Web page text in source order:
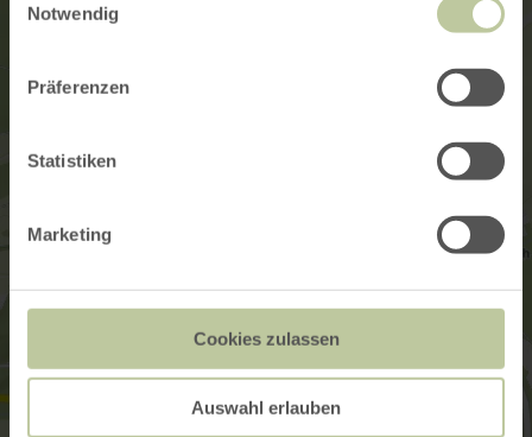
Notwendig
Präferenzen
Statistiken
Marketing
Cookies zulassen
Auswahl erlauben